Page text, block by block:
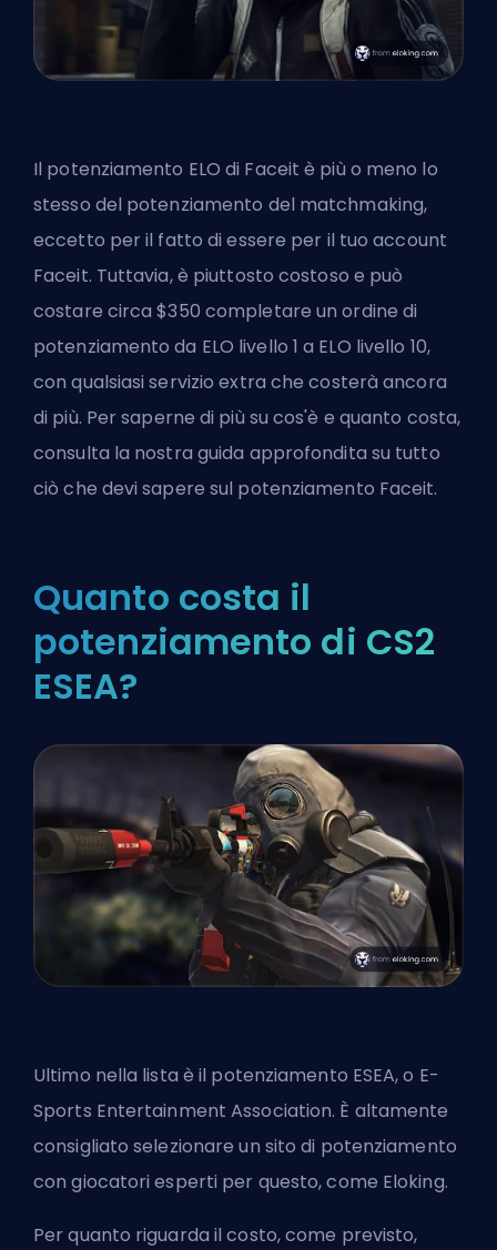
Il potenziamento ELO di Faceit è più o meno lo
stesso del potenziamento del matchmaking,
eccetto per il fatto di essere per il tuo account
Faceit. Tuttavia, è piuttosto costoso e può
costare circa $350 completare un ordine di
potenziamento da ELO livello 1 a ELO livello 10,
con qualsiasi servizio extra che costerà ancora
di più. Per saperne di più su cos'è e quanto costa,
consulta la nostra guida approfondita su tutto
ciò che devi sapere sul potenziamento Faceit.
Quanto costa il
potenziamento di CS2
ESEA?
Ultimo nella lista è il potenziamento ESEA, o E-
Sports Entertainment Association. È altamente
consigliato selezionare un sito di potenziamento
con giocatori esperti per questo, come Eloking.
Per quanto riguarda il costo, come previsto,